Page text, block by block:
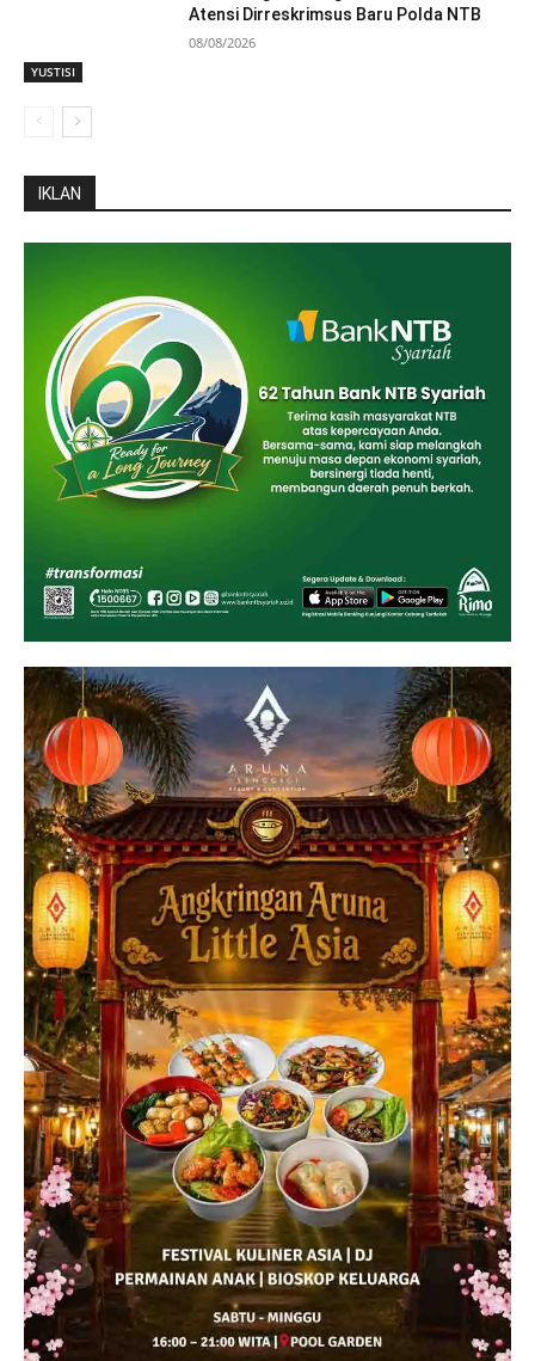
YUSTISI
Atensi Dirreskrimsus Baru Polda NTB
08/08/2026
IKLAN